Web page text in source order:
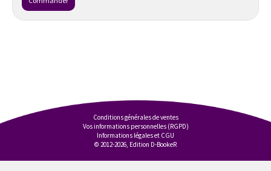
Conditions générales de ventes
Vos informations personnelles (RGPD)
Informations légales et CGU
© 2012-2026, Edition D-BookeR